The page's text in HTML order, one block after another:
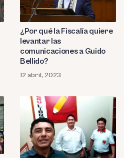
¿Por qué la Fiscalía quiere
levantar las
comunicaciones a Guido
Bellido?
12 abril, 2023